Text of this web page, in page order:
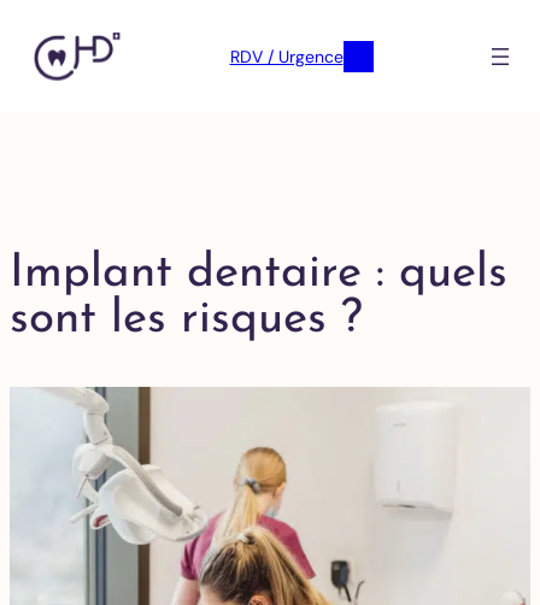
RDV / Urgence
Implant dentaire : quels
sont les risques ?